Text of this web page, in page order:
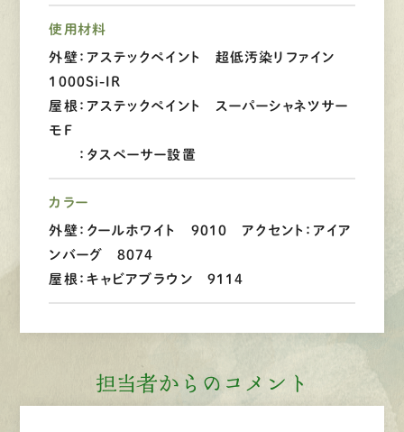
LINEでお手軽相談
使用材料
外壁：アステックペイント 超低汚染リファイン
1000Si-IR
屋根：アステックペイント スーパーシャネツサー
モF
：タスペーサー設置
カラー
外壁：クールホワイト 9010 アクセント：アイア
ンバーグ 8074
屋根：キャビアブラウン 9114
担当者からのコメント